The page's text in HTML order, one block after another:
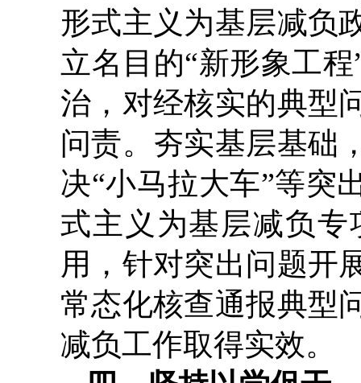
形式主义为基层减负
立名目的“新形象工
治，对经核实的典型
问责。夯实基层基础
决“小马拉大车”等突
式主义为基层减负
用，针对突出问题开
常态化核查通报典型
减负工作取得实效。